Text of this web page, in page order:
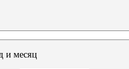
и месяц